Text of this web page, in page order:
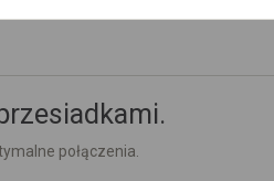
połączenia.